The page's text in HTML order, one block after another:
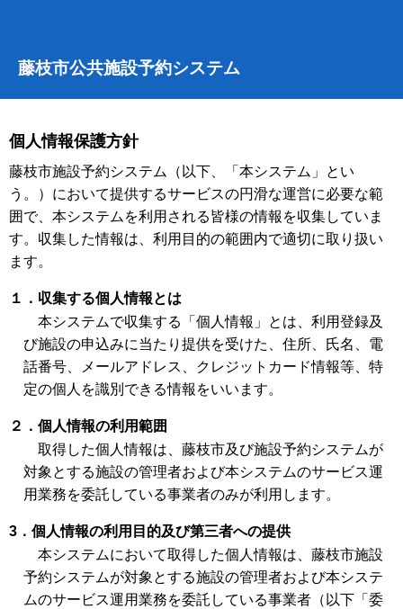
藤枝市公共施設予約システム
個人情報保護方針
藤枝市施設予約システム（以下、「本システム」とい
う。）において提供するサービスの円滑な運営に必要な範
囲で、本システムを利用される皆様の情報を収集していま
す。収集した情報は、利用目的の範囲内で適切に取り扱い
ます。
１．収集する個人情報とは
本システムで収集する「個人情報」とは、利用登録及
び施設の申込みに当たり提供を受けた、住所、氏名、電
話番号、メールアドレス、クレジットカード情報等、特
定の個人を識別できる情報をいいます。
２．個人情報の利用範囲
取得した個人情報は、藤枝市及び施設予約システムが
対象とする施設の管理者および本システムのサービス運
用業務を委託している事業者のみが利用します。
3．個人情報の利用目的及び第三者への提供
本システムにおいて取得した個人情報は、藤枝市施設
予約システムが対象とする施設の管理者および本システ
ムのサービス運用業務を委託している事業者（以下「委